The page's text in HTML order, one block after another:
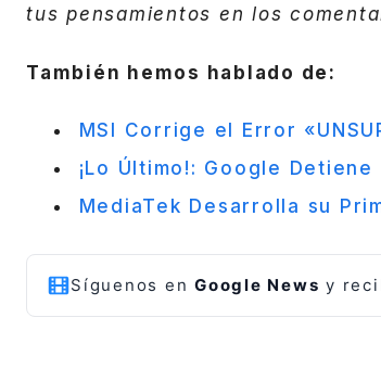
tus pensamientos en los
También hemos hablado de:
MSI Corrige el Error
¡Lo Último!: Google
MediaTek Desarrolla su
Síguenos en Google News y